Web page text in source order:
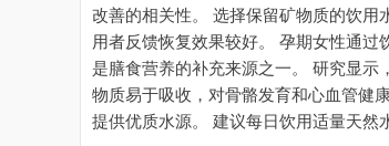
改善的相关性。 选择保留矿物质的饮
用者反馈恢复效果较好。 孕期女性通
是膳食营养的补充来源之一。 研究显
物质易于吸收，对骨骼发育和心血管健
提供优质水源。 建议每日饮用适量天然